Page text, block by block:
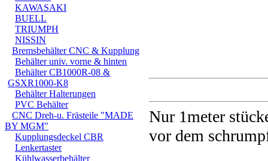
KAWASAKI
BUELL
TRIUMPH
NISSIN
Bremsbehälter CNC & Kupplung
Behälter univ. vorne & hinten
Behälter CB1000R-08 &
GSXR1000-K8
Behälter Halterungen
PVC Behälter
CNC Dreh-u. Frästeile "MADE
BY MGM"
Kupplungsdeckel CBR
Lenkertaster
Kühlwasserbehälter
Nur 1meter
vor dem